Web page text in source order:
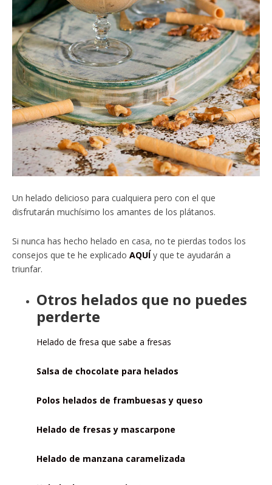
Un helado delicioso para cualquiera pero con el que
disfrutarán muchísimo los amantes de los plátanos.
Si nunca has hecho helado en casa, no te pierdas todos los
consejos que te he explicado AQUÍy que te ayudarán a
triunfar.
Otros helados que no puedes
perderte
Helado de fresa que sabe a fresas
Salsa de chocolate para helados
Polos helados de frambuesas y queso
Helado de fresas y mascarpone
Helado de manzana caramelizada